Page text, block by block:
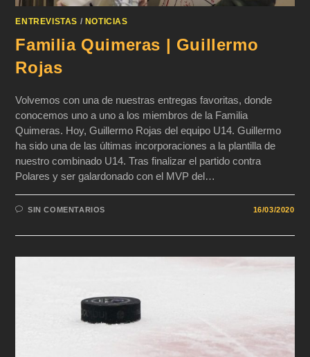
ENTREVISTAS / NOTICIAS
Familia Quimeras | Guillermo
Rojas
Volvemos con una de nuestras entregas favoritas, donde
conocemos uno a uno a los miembros de la Familia
Quimeras. Hoy, Guillermo Rojas del equipo U14. Guillermo
ha sido una de las últimas incorporaciones a la plantilla de
nuestro combinado U14. Tras finalizar el partido contra
Polares y ser galardonado con el MVP del…
SIN COMENTARIOS 16/03/2020